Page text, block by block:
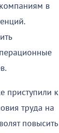
в
приступили к
труда на
повысить